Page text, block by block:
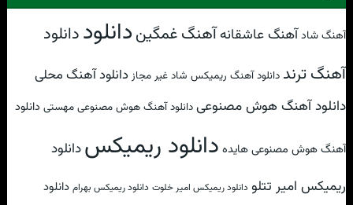
آهنگ شادآهنگ عاشقانهآهنگ غمگیندانلوددانلود
آهنگ ترند دانلود آهنگ ریمیکس شاد غیر مجاز دانلود آهنگ محلی
دانلود آهنگ هوش مصنوعیدانلود آهنگ هوش مصنوعی مهستی دانلود
آهنگ هوش مصنوعی هایده دانلود ریمیکسدانلود
ریمیکس امیر تتلو دانلود ریمیکس امیر خلوت دانلود ریمیکس بهرام دانلود